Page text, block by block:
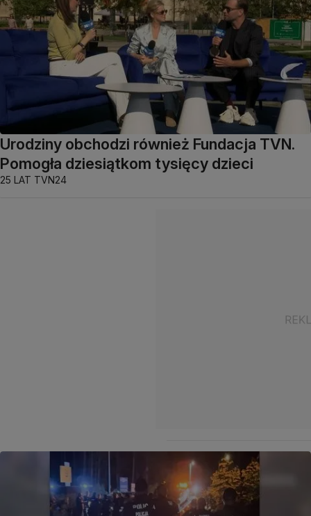
Urodziny obchodzi również Fundacja TVN.
Pomogła dziesiątkom tysięcy dzieci
25 LAT TVN24